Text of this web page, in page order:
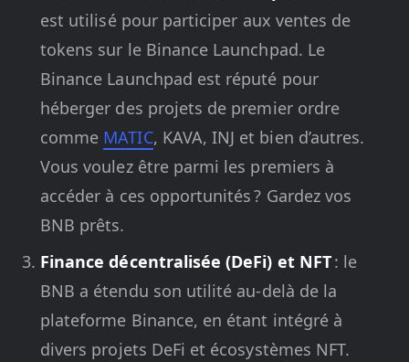
est utilisé pour participer aux ventes de
tokens sur le Binance Launchpad. Le
Binance Launchpad est réputé pour
héberger des projets de premier ordre
comme MATIC, KAVA, INJ et bien d’autres.
Vous voulez être parmi les premiers à
accéder à ces opportunités ? Gardez vos
BNB prêts.
Finance décentralisée (DeFi) et NFT: le
BNB a étendu son utilité au-delà de la
plateforme Binance, en étant intégré à
divers projets DeFi et écosystèmes NFT.